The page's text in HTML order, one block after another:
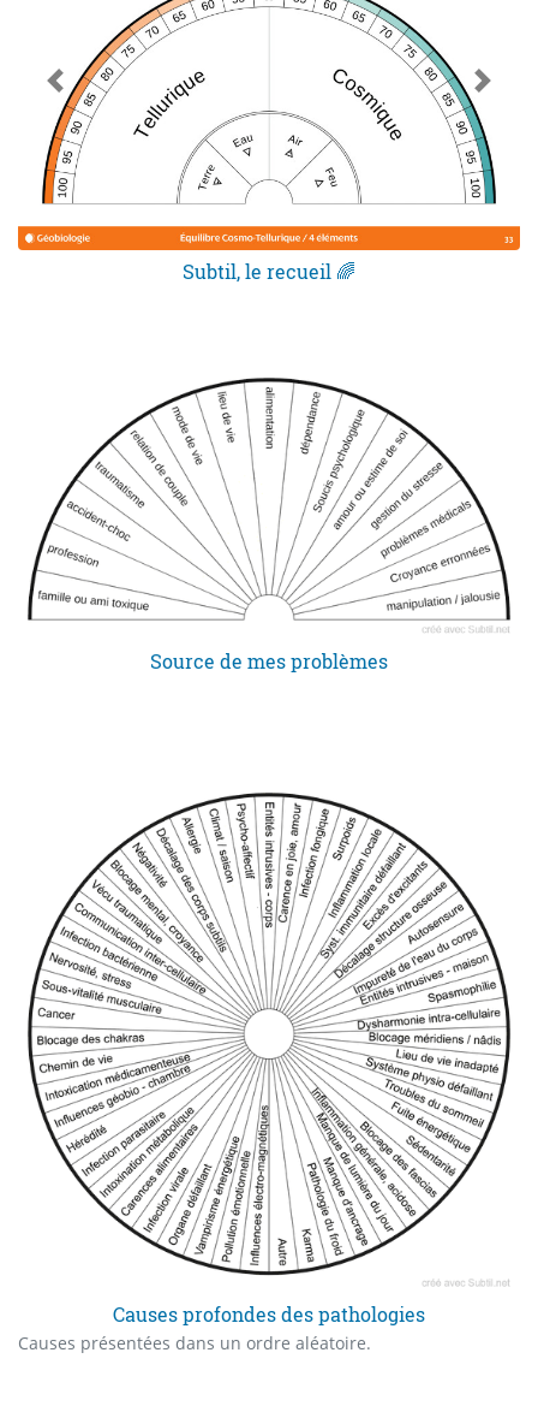
Subtil, le recueil 🌈
Source de mes problèmes
Causes profondes des pathologies
Causes présentées dans un ordre aléatoire.